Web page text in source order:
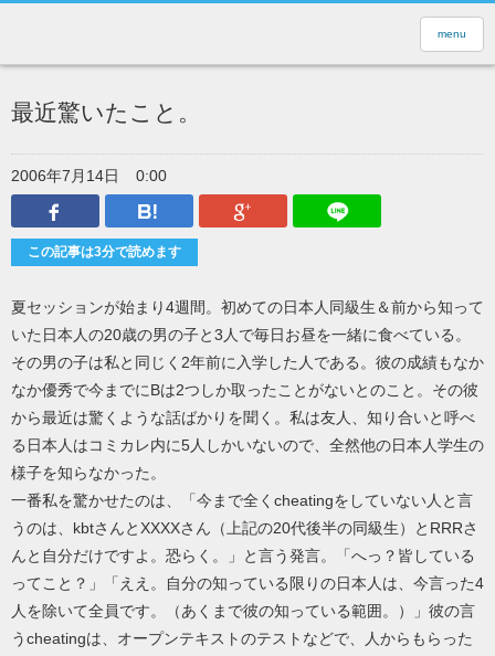
menu
最近驚いたこと。
2006年7月14日
0:00
Facebook
はてなブックマークGoogle Plus
この記事は3分で読めます
夏セッションが始まり4週間。初めての日本人同級生＆前から知って
いた日本人の20歳の男の子と3人で毎日お昼を一緒に食べている。
その男の子は私と同じく2年前に入学した人である。彼の成績もなか
なか優秀で今までにBは2つしか取ったことがないとのこと。その彼
から最近は驚くような話ばかりを聞く。私は友人、知り合いと呼べ
る日本人はコミカレ内に5人しかいないので、全然他の日本人学生の
様子を知らなかった。
一番私を驚かせたのは、「今まで全くcheatingをしていない人と言
うのは、kbtさんとXXXXさん（上記の20代後半の同級生）とRRRさ
んと自分だけですよ。恐らく。」と言う発言。「へっ？皆している
ってこと？」「ええ。自分の知っている限りの日本人は、今言った4
人を除いて全員です。（あくまで彼の知っている範囲。）」彼の言
うcheatingは、オープンテキストのテストなどで、人からもらった